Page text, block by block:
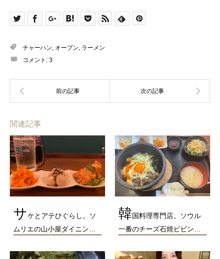
チャーハン オープン ラーメン
コメント: 3
関連記事
サケとアテひぐらし。ソ
ムリエの山小屋ダイニン…
韓国料理専門店。ソウル
一番のチーズ石焼ビビン…